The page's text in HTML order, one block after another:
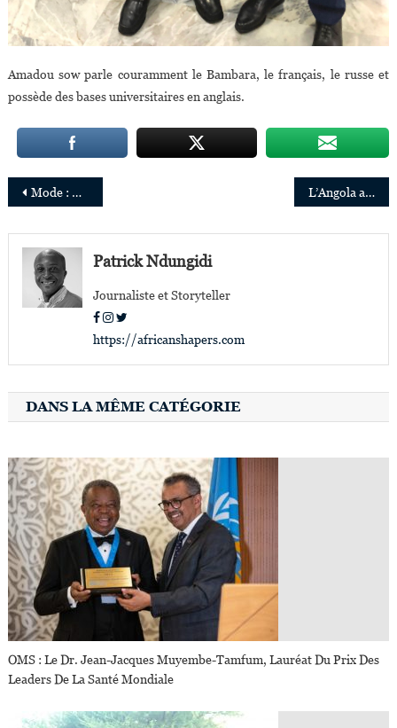
Amadou sow parle couramment le Bambara, le français, le russe et
possède des bases universitaires en anglais.
Navigation
de
l’article
Mode : Roberta Annan va lancer un fonds de 100 millions d’euros pour les créateurs africains L’Angola a inauguré la plus importante opération offshore de son histoire
Patrick Ndungidi
Journaliste et Storyteller
https://africanshapers.com
DANS LA MÊME CATÉGORIE
OMS : Le Dr. Jean-Jacques Muyembe-Tamfum, Lauréat Du Prix Des
Leaders De La Santé Mondiale